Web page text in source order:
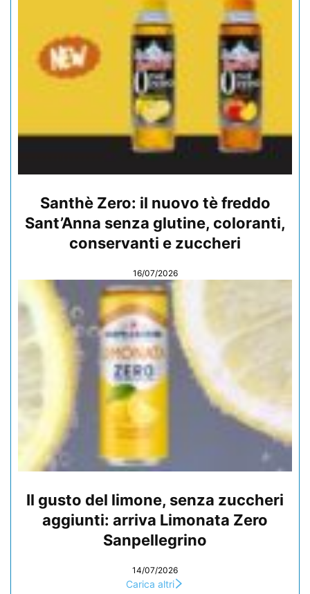
Santhè Zero: il nuovo tè freddo
Sant’Anna senza glutine, coloranti,
conservanti e zuccheri
16/07/2026
Il gusto del limone, senza zuccheri
aggiunti: arriva Limonata Zero
Sanpellegrino
14/07/2026
Carica altri